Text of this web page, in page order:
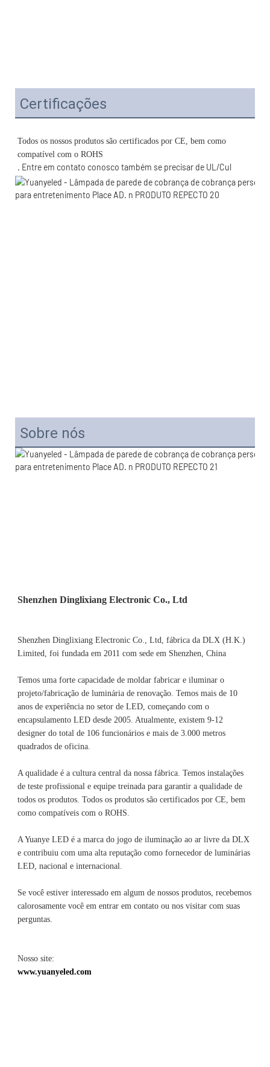
Certificações
Todos os nossos produtos são certificados por CE, bem como
. Entre em contato conosco também se precisar de UL/Cul
Sobre nós
Shenzhen Dinglixiang Electronic Co., Ltd, fábrica da DLX (H.K.)
Limited, foi fundada em 2011 com sede em Shenzhen, China
Temos uma forte capacidade de moldar fabricar e iluminar o
projeto/fabricação de luminária de renovação. Temos mais de 10
anos de experiência no setor de LED, começando com o
encapsulamento LED desde 2005. Atualmente, existem 9-12
designer do total de 106 funcionários e mais de 3.000 metros
A qualidade é a cultura central da nossa fábrica. Temos instalações
de teste profissional e equipe treinada para garantir a qualidade de
todos os produtos. Todos os produtos são certificados por CE, bem
A Yuanye LED é a marca do jogo de iluminação ao ar livre da DLX
e contribuiu com uma alta reputação como fornecedor de luminárias
Se você estiver interessado em algum de nossos produtos, recebemos
calorosamente você em entrar em contato ou nos visitar com suas
Nosso site: